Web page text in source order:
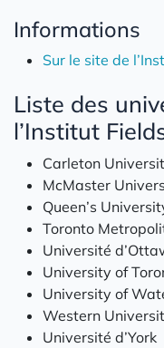
Informations
Sur le site de
Liste des
l’Institut
Carleton
McMaster
Queen’s
Toronto
Université
University of
University of
Western
Université d’York